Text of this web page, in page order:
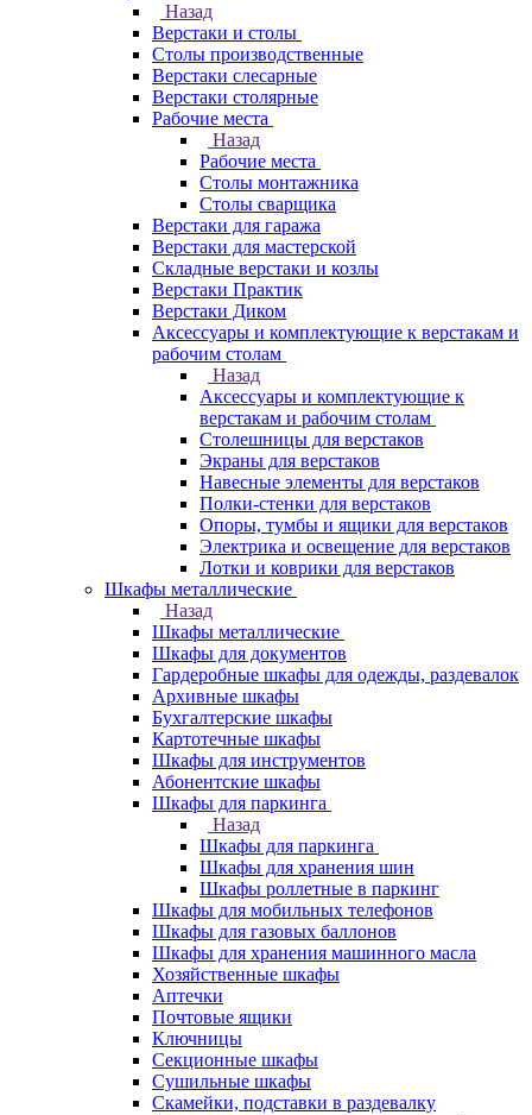
Назад
Верстаки и столы
Столы производственные
Верстаки слесарные
Верстаки столярные
Рабочие места
Назад
Рабочие места
Столы монтажника
Столы сварщика
Верстаки для гаража
Верстаки для мастерской
Складные верстаки и козлы
Верстаки Практик
Верстаки Диком
Аксессуары и комплектующие к верстакам и
рабочим столам
Назад
Аксессуары и комплектующие к
верстакам и рабочим столам
Столешницы для верстаков
Экраны для верстаков
Навесные элементы для верстаков
Полки-стенки для верстаков
Опоры, тумбы и ящики для верстаков
Электрика и освещение для верстаков
Лотки и коврики для верстаков
Шкафы металлические
Назад
Шкафы металлические
Шкафы для документов
Гардеробные шкафы для одежды, раздевалок
Архивные шкафы
Бухгалтерские шкафы
Картотечные шкафы
Шкафы для инструментов
Абонентские шкафы
Шкафы для паркинга
Назад
Шкафы для паркинга
Шкафы для хранения шин
Шкафы роллетные в паркинг
Шкафы для мобильных телефонов
Шкафы для газовых баллонов
Шкафы для хранения машинного масла
Хозяйственные шкафы
Аптечки
Почтовые ящики
Ключницы
Секционные шкафы
Сушильные шкафы
Скамейки, подставки в раздевалку